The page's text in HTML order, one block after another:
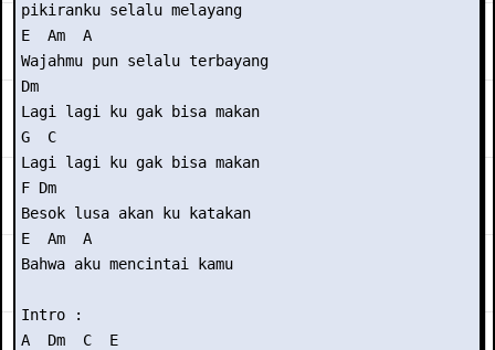
pikiranku selalu melayang
E  Am  A
Wajahmu pun selalu terbayang
Dm
Lagi lagi ku gak bisa makan
G  C
Lagi lagi ku gak bisa makan
F Dm
Besok lusa akan ku katakan
E  Am  A
Bahwa aku mencintai kamu
Intro :
A  Dm  C  E